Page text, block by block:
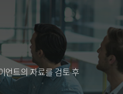
언트의 자료를 검토 후